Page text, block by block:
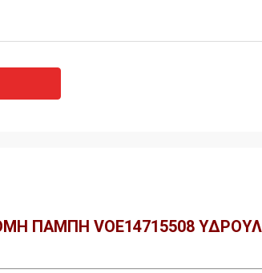
ΠΑΜΠΗ VOE14715508